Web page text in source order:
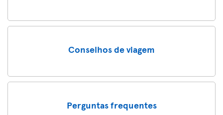
Conselhos de viagem
Perguntas frequentes